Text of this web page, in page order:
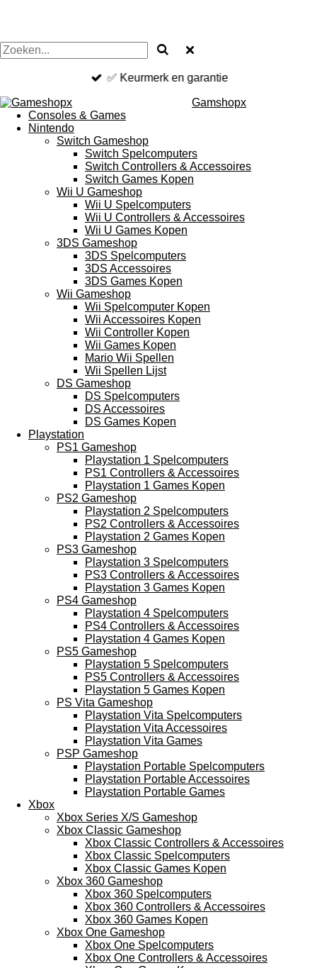
✅ Keurmerk en garantie
Gamshopx
Consoles & Games
Nintendo
Switch Gameshop
Switch Spelcomputers
Switch Controllers & Accessoires
Switch Games Kopen
Wii U Gameshop
Wii U Spelcomputers
Wii U Controllers & Accessoires
Wii U Games Kopen
3DS Gameshop
3DS Spelcomputers
3DS Accessoires
3DS Games Kopen
Wii Gameshop
Wii Spelcomputer Kopen
Wii Accessoires Kopen
Wii Controller Kopen
Wii Games Kopen
Mario Wii Spellen
Wii Spellen Lijst
DS Gameshop
DS Spelcomputers
DS Accessoires
DS Games Kopen
Playstation
PS1 Gameshop
Playstation 1 Spelcomputers
PS1 Controllers & Accessoires
Playstation 1 Games Kopen
PS2 Gameshop
Playstation 2 Spelcomputers
PS2 Controllers & Accessoires
Playstation 2 Games Kopen
PS3 Gameshop
Playstation 3 Spelcomputers
PS3 Controllers & Accessoires
Playstation 3 Games Kopen
PS4 Gameshop
Playstation 4 Spelcomputers
PS4 Controllers & Accessoires
Playstation 4 Games Kopen
PS5 Gameshop
Playstation 5 Spelcomputers
PS5 Controllers & Accessoires
Playstation 5 Games Kopen
PS Vita Gameshop
Playstation Vita Spelcomputers
Playstation Vita Accessoires
Playstation Vita Games
PSP Gameshop
Playstation Portable Spelcomputers
Playstation Portable Accessoires
Playstation Portable Games
Xbox
Xbox Series X/S Gameshop
Xbox Classic Gameshop
Xbox Classic Controllers & Accessoires
Xbox Classic Spelcomputers
Xbox Classic Games Kopen
Xbox 360 Gameshop
Xbox 360 Spelcomputers
Xbox 360 Controllers & Accessoires
Xbox 360 Games Kopen
Xbox One Gameshop
Xbox One Spelcomputers
Xbox One Controllers & Accessoires